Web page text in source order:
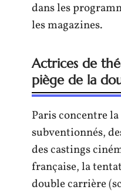
dans les
les magazines.
Actrices de
piège de la
Paris concentre
subventionnés,
des castings
française, la
double carrière